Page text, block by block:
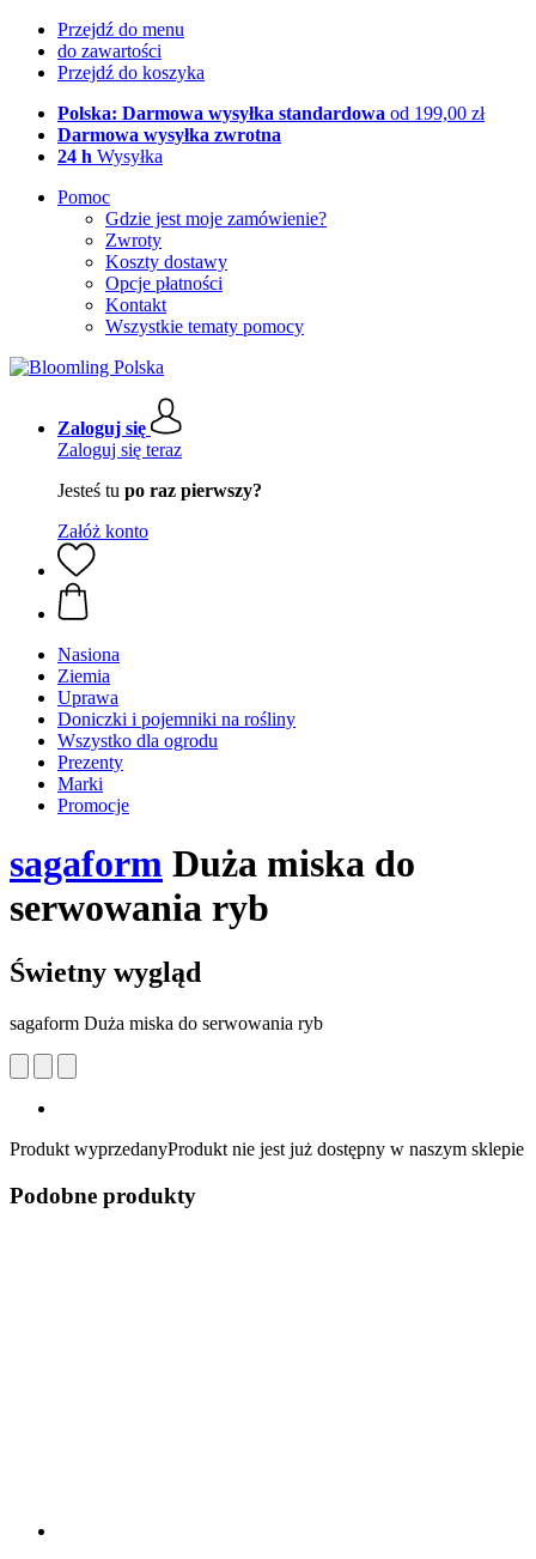
Przejdź do menu
do zawartości
Przejdź do koszyka
Polska: Darmowa wysyłka standardowa od 199,00 zł
Darmowa wysyłka zwrotna
24 h Wysyłka
Pomoc
Gdzie jest moje zamówienie?
Zwroty
Koszty dostawy
Opcje płatności
Kontakt
Wszystkie tematy pomocy
Zaloguj się
Zaloguj się teraz
Jesteś tu po raz pierwszy?
Załóż konto
Nasiona
Ziemia
Uprawa
Doniczki i pojemniki na rośliny
Wszystko dla ogrodu
Prezenty
Marki
Promocje
sagaform Duża miska do
serwowania ryb
Świetny wygląd
sagaform Duża miska do serwowania ryb
Produkt wyprzedanyProdukt nie jest już dostępny w naszym sklepie
Podobne produkty